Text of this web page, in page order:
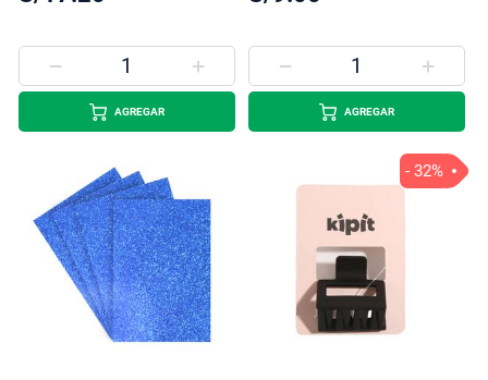
AGREGAR AGREGAR
- 32%